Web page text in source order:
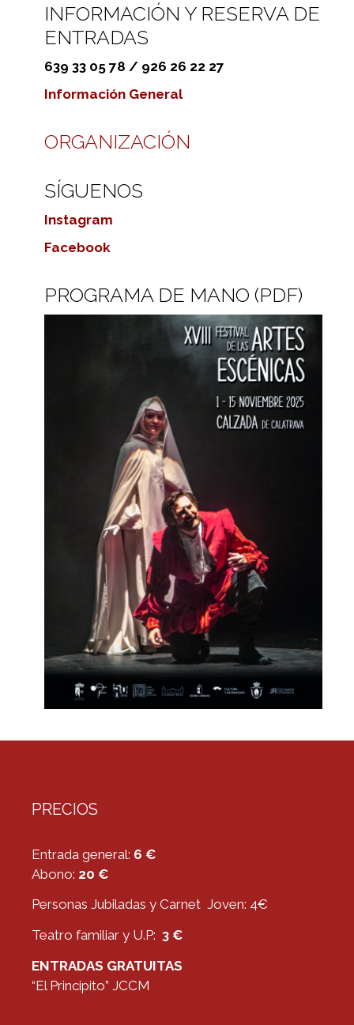
INFORMACIÓN Y RESERVA DE
ENTRADAS
639 33 05 78 / 926 26 22 27
Información General
ORGANIZACIÓN
SÍGUENOS
Instagram
Facebook
PROGRAMA DE MANO (PDF)
PRECIOS
Entrada general: 6 €
Abono: 20 €
Personas Jubiladas y Carnet Joven: 4€
Teatro familiar y U.P: 3 €
ENTRADAS GRATUITAS
“El Principito” JCCM